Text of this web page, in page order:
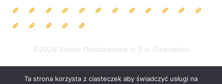
©2026 Szkoła Podstawowa nr 3 w Swarzędzu
Ta strona korzysta z ciasteczek aby świadczyć usługi na